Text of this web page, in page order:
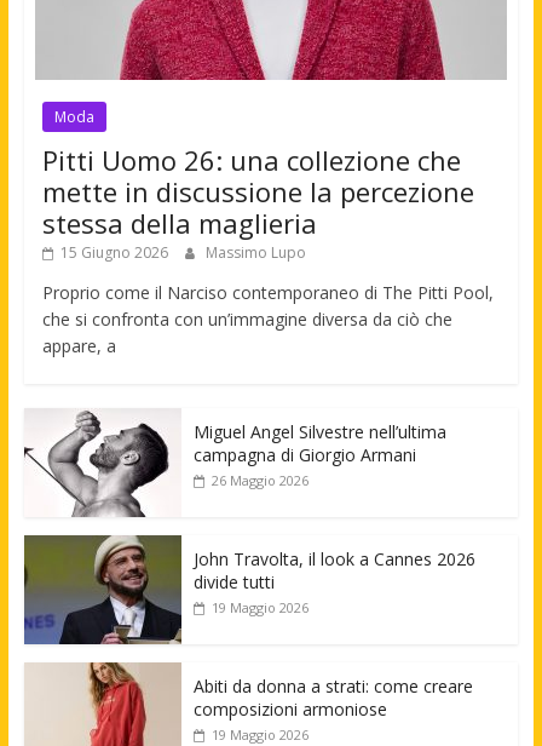
Moda
Pitti Uomo 26: una collezione che
mette in discussione la percezione
stessa della maglieria
15 Giugno 2026 Massimo Lupo
Proprio come il Narciso contemporaneo di The Pitti Pool,
che si confronta con un’immagine diversa da ciò che
appare, a
Miguel Angel Silvestre nell’ultima
campagna di Giorgio Armani
26 Maggio 2026
John Travolta, il look a Cannes 2026
divide tutti
19 Maggio 2026
Abiti da donna a strati: come creare
composizioni armoniose
19 Maggio 2026